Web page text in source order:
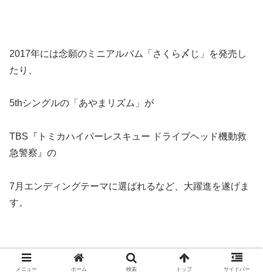
2017年には念願のミニアルバム「さくら〆じ」を発売し
たり、
5thシングルの「あやまリズム」が
TBS『トミカハイパーレスキュー ドライブヘッド機動救
急警察』の
7月エンディングテーマに選ばれるなど、大躍進を遂げま
す。
2018年に発売した初アルバム「ハルシメジ」
メニュー ホーム 検索 トップ サイドバー